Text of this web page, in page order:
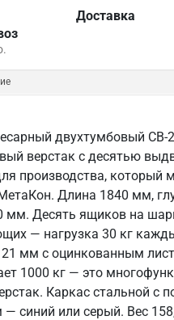
Доставка
двухтумбовый СВ-
верстак с десятью
производства, который
Длина 1840 мм,
мм. Десять ящиков на
— нагрузка 30 кг
мм с оцинкованным
1000 кг — это
Каркас стальной с
синий или серый. Вес